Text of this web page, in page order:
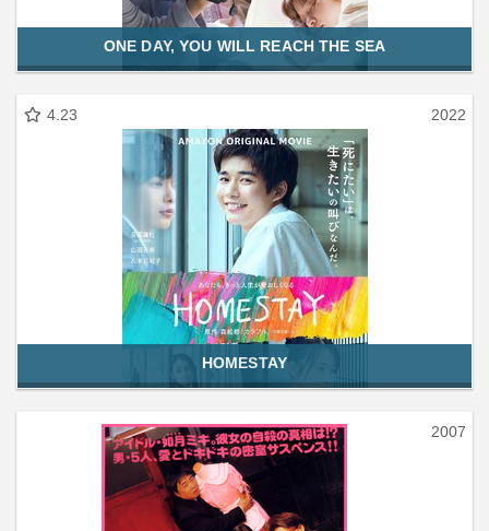
ONE DAY, YOU WILL REACH THE SEA
4.23 2022
HOMESTAY
2007